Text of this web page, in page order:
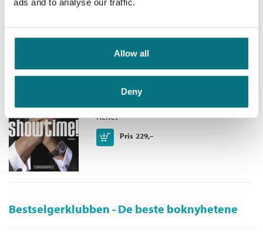
Allow all
Deny
Showtime!
Henrik H. Langeland
Heftet
Pris 229,–
Kjøp
Bestselgerklubben - De beste boknyhetene